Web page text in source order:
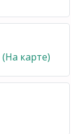
(На карте)